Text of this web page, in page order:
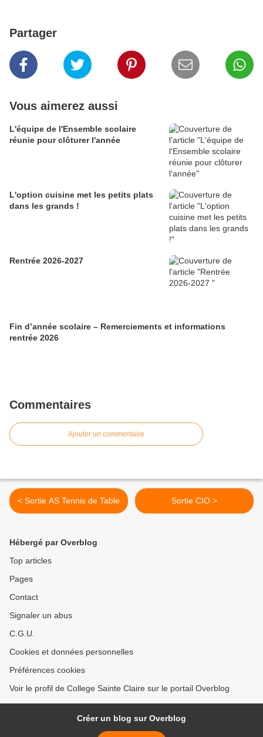
Partager
Vous aimerez aussi
L'équipe de l'Ensemble scolaire
réunie pour clôturer l'année
L'option cuisine met les petits plats
dans les grands !
Rentrée 2026-2027
Fin d’année scolaire – Remerciements et informations
rentrée 2026
Commentaires
Ajouter un commentaire
< Sortie AS Tennis de Table Sortie CIO >
Hébergé par Overblog
Top articles
Pages
Contact
Signaler un abus
C.G.U.
Cookies et données personnelles
Préférences cookies
Voir le profil de College Sainte Claire sur le portail Overblog
Créer un blog sur Overblog